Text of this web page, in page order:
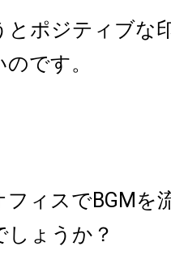
とポジティブな
です。
フィスでBGM を
ょうか？